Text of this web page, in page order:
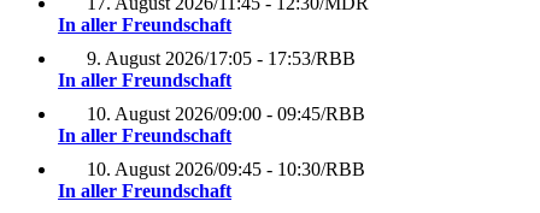
In aller Freundschaft
9. August 2026/17:05 - 17:53/RBB
In aller Freundschaft
10. August 2026/09:00 - 09:45/RBB
In aller Freundschaft
10. August 2026/09:45 - 10:30/RBB
In aller Freundschaft